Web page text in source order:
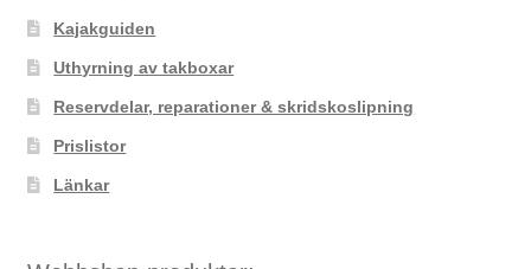
Kajakguiden
Uthyrning av takboxar
Reservdelar, reparationer & skridskoslipning
Prislistor
Länkar